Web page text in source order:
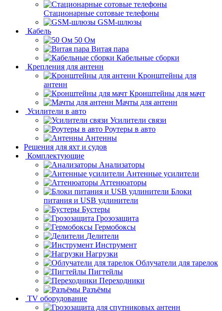
Стационарные сотовые телефоны
GSM-шлюзы
Кабель
50 Ом
Витая пара
Кабельные сборки
Крепления для антенн
Кронштейны для
антенн
Кронштейны для мачт
Мачты для антенн
Усилители в авто
Усилители связи
Роутеры в авто
Антенны
Решения для яхт и судов
Комплектующие
Анализаторы
Антенные усилители
Аттенюаторы
Блоки
питания и USB удлинители
Бустеры
Грозозащита
Гермобоксы
Делители
Инструмент
Нагрузки
Облучатели для тарелок
Пигтейлы
Переходники
Разъёмы
TV оборудование